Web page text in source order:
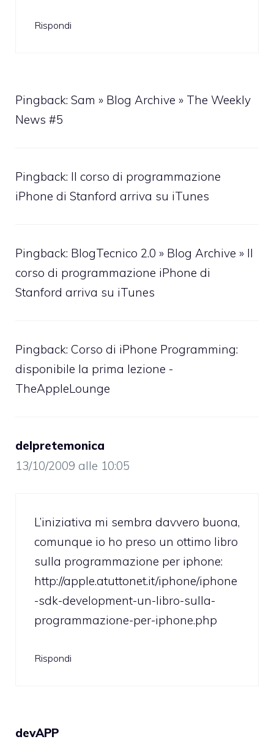
Rispondi
Pingback: Sam » Blog Archive » The Weekly
News #5
Pingback: Il corso di programmazione
iPhone di Stanford arriva su iTunes
Pingback: BlogTecnico 2.0 » Blog Archive » Il
corso di programmazione iPhone di
Stanford arriva su iTunes
Pingback: Corso di iPhone Programming:
disponibile la prima lezione -
TheAppleLounge
delpretemonica
13/10/2009 alle 10:05
L’iniziativa mi sembra davvero buona,
comunque io ho preso un ottimo libro
sulla programmazione per iphone:
http://apple.atuttonet.it/iphone/iphone
-sdk-development-un-libro-sulla-
programmazione-per-iphone.php
Rispondi
devAPP